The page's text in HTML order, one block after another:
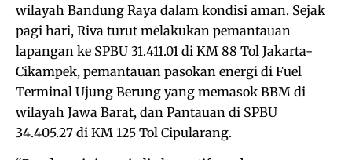
wilayah Bandung Raya dalam kondisi aman. Sejak
pagi hari, Riva turut melakukan pemantauan
lapangan ke SPBU 31.411.01 di KM 88 Tol Jakarta-
Cikampek, pemantauan pasokan energi di Fuel
Terminal Ujung Berung yang memasok BBM di
wilayah Jawa Barat, dan Pantauan di SPBU
34.405.27 di KM 125 Tol Cipularang.